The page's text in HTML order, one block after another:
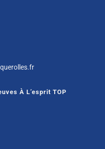
À L’esprit TOP